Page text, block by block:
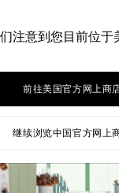
注意到您目前位于
前往美国官方网上商
继续浏览中国官方网上